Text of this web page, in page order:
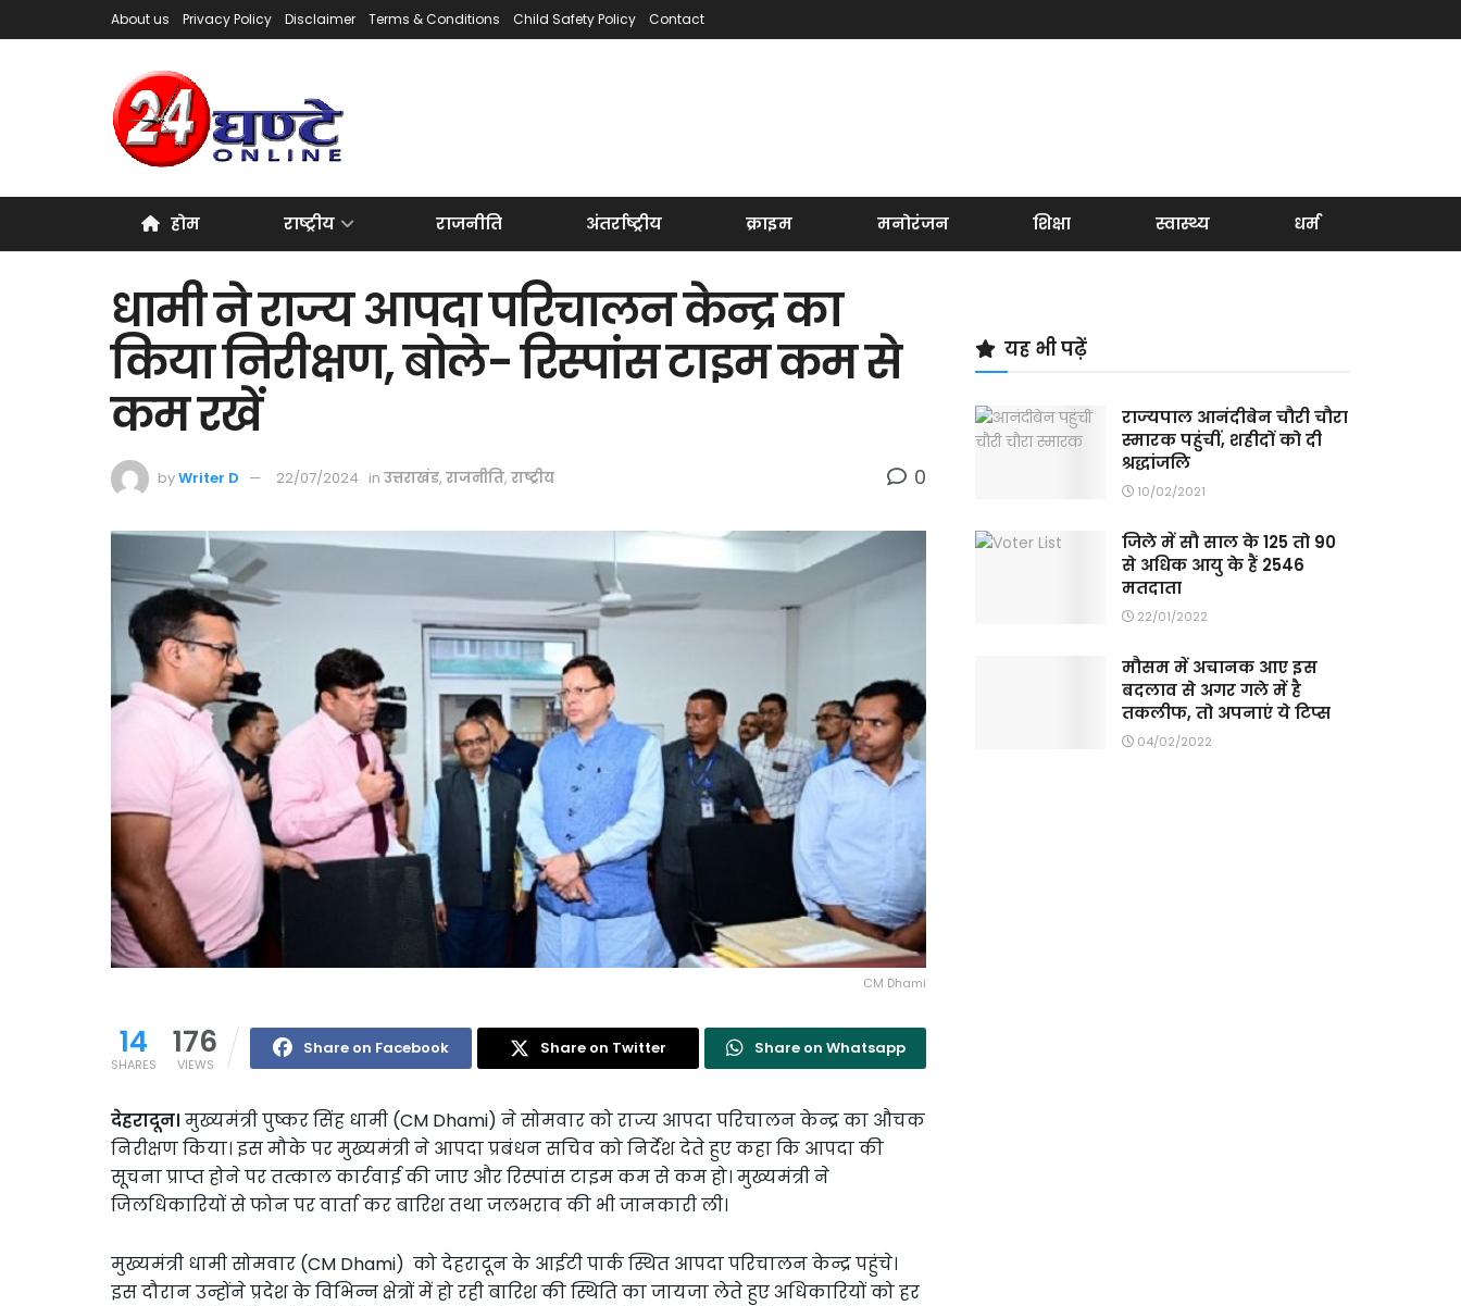
About us Privacy Policy Disclaimer Terms & Conditions Child Safety Policy Contact
होम राष्ट्रीय राजनीति अंतर्राष्ट्रीय क्राइम मनोरंजन शिक्षा स्वास्थ्य धर्म
धामी ने राज्य आपदा परिचालन केन्द्र का
किया निरीक्षण, बोले- रिस्पांस टाइम कम से
कम रखें
byWriter D 22/07/2024 in उत्तराखंड, राजनीति, राष्ट्रीय 0
CM Dhami
14
SHARES
176
VIEWS
Share on Facebook Share on Twitter Share on Whatsapp
देहरादून। मुख्यमंत्री पुष्कर सिंह धामी (CM Dhami) ने सोमवार को राज्य आपदा परिचालन केन्द्र का औचक
निरीक्षण किया। इस मौके पर मुख्यमंत्री ने आपदा प्रबंधन सचिव को निर्देश देते हुए कहा कि आपदा की
सूचना प्राप्त होने पर तत्काल कार्रवाई की जाए और रिस्पांस टाइम कम से कम हो। मुख्यमंत्री ने
जिलधिकारियों से फोन पर वार्ता कर बारिश तथा जलभराव की भी जानकारी ली।
मुख्यमंत्री धामी सोमवार (CM Dhami) को देहरादून के आईटी पार्क स्थित आपदा परिचालन केन्द्र पहुंचे।
इस दौरान उन्होंने प्रदेश के विभिन्न क्षेत्रों में हो रही बारिश की स्थिति का जायजा लेते हुए अधिकारियों को हर
यह भी पढ़ें
राज्‍यपाल आनंदीबेन चौरी चौरा
स्‍मारक पहुंचीं, शहीदों को दी
श्रद्धांजलि
10/02/2021
जिले में सौ साल के 125 तो 90
से अधिक आयु के हैं 2546
मतदाता
22/01/2022
मौसम में अचानक आए इस
बदलाव से अगर गले में है
तकलीफ, तो अपनाएं ये टिप्स
04/02/2022